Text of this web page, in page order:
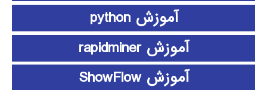
آموزش python
آموزش rapidminer
آموزش ShowFlow